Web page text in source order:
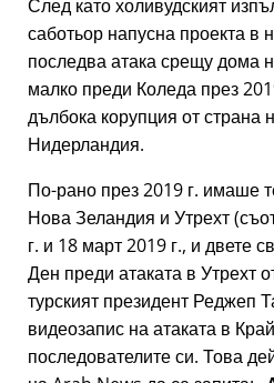
След като холивудският
саботьор напусна проекта в
последва атака срещу дома
малко преди Коледа през
дълбока корупция от страна
Нидерландия.
По-рано през 2019 г. имаше
Нова Зеландия и Утрехт
г. и 18 март 2019 г., и двете
Ден преди атаката в Утрехт
турският президент Реджеп
видеозапис на атаката в
последователите си. Това